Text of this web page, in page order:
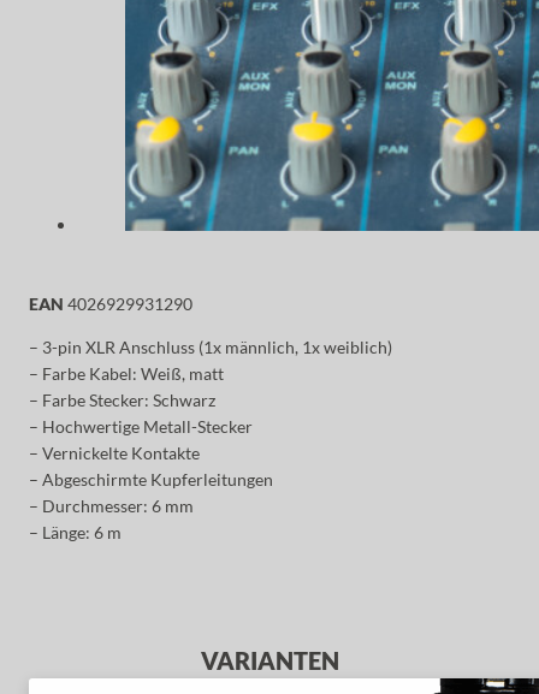
EAN 4026929931290
– 3-pin XLR Anschluss (1x männlich, 1x weiblich)
– Farbe Kabel: Weiß, matt
– Farbe Stecker: Schwarz
– Hochwertige Metall-Stecker
– Vernickelte Kontakte
– Abgeschirmte Kupferleitungen
– Durchmesser: 6 mm
– Länge: 6 m
VARIANTEN